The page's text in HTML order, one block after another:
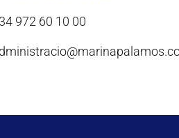
972 60 10 00